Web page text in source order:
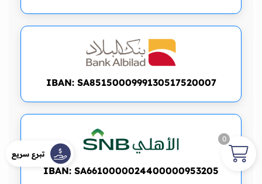
IBAN: SA8515000999130517520007
IBAN: SA6610000024400000953205
تبرع سريع
0